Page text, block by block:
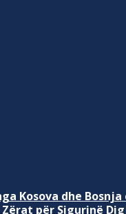
Kosova dhe
Zërat për Sigurinë